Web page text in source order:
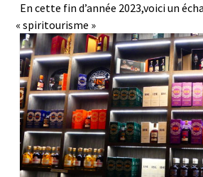
En cette fin d’année 2023,voici un
« spiritourisme »